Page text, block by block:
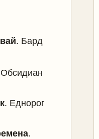
. Бард
. Еднорог
.